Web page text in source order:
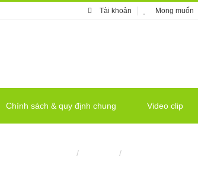
Tài khoản Mong muốn
Chính sách & quy định chung Video clip
/ /